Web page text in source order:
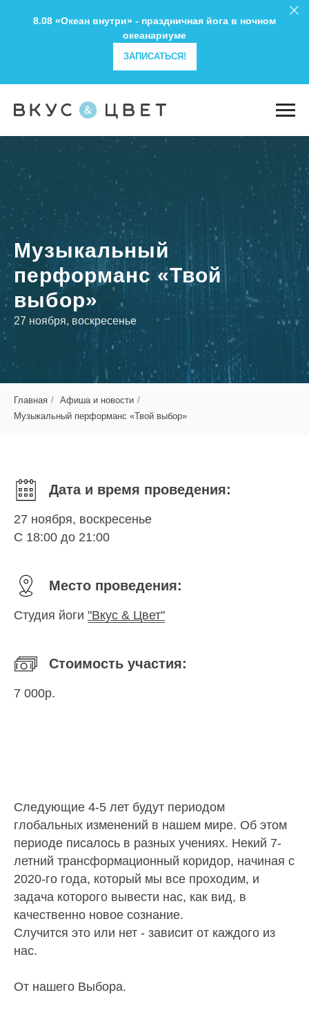
8.08 «Океан внутри» - праздничная йога в ночном
океанариуме
ЗАПИСАТЬСЯ!
Музыкальный
перформанс «Твой
выбор»
27 ноября, воскресенье
Главная / Афиша и новости /
Музыкальный перформанс «Твой выбор»
Дата и время проведения:
27 ноября, воскресенье
С 18:00 до 21:00
Место проведения:
Студия йоги "Вкус & Цвет"
Стоимость участия:
7 000р.
Следующие 4-5 лет будут периодом
глобальных изменений в нашем мире. Об этом
периоде писалось в разных учениях. Некий 7-
летний трансформационный коридор, начиная с
2020-го года, который мы все проходим, и
задача которого вывести нас, как вид, в
качественно новое сознание.
Случится это или нет - зависит от каждого из
нас.
От нашего Выбора.